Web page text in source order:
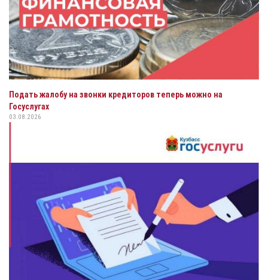
Подать жалобу на звонки кредиторов теперь можно на
Госуслугах
03.08.2026